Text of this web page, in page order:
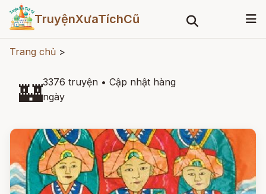
TruyệnXưaTíchCũ
Trang chủ >
🏰3376 truyện • Cập nhật hàng
ngày